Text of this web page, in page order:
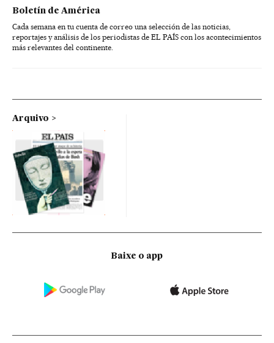
Boletín de América
Cada semana en tu cuenta de correo una selección de las noticias,
reportajes y análisis de los periodistas de EL PAÍS con los acontecimientos
más relevantes del continente.
Arquivo
Baixe o app